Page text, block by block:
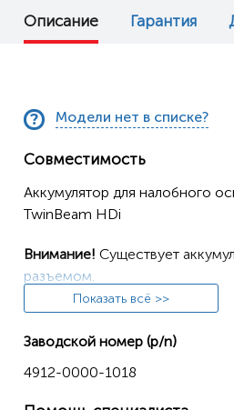
Описание Гарантия
Модели нет в списке?
Совместимость
Аккумулятор для налобного
TwinBeam HDi
Внимание! Существует
разъемом.
Показать всё >>
Заводской номер (p/n)
4912-0000-1018